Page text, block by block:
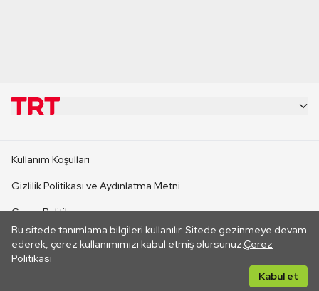
Bu sitede tanımlama bilgileri kullanılır. Sitede gezinmeye devam
ederek, çerez kullanımımızı kabul etmiş olursunuz.Çerez
Politikası
Kabul et
CANLI YAYINLAR
Kullanım Koşulları
Gizlilik Politikası ve Aydınlatma Metni
Çerez Politikası
İletişim
Her hakkı saklıdır. ©2026 TRT. Bağlantı yoluyla gidilen dış